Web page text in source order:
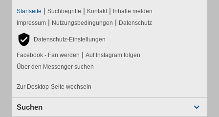
Startseite | Suchbegriffe | Kontakt | Inhalte melden
Impressum | Nutzungsbedingungen | Datenschutz
Datenschutz-Einstellungen
Facebook - Fan werden | Auf Instagram folgen
Über den Messenger suchen
Zur Desktop-Seite wechseln
Suchen